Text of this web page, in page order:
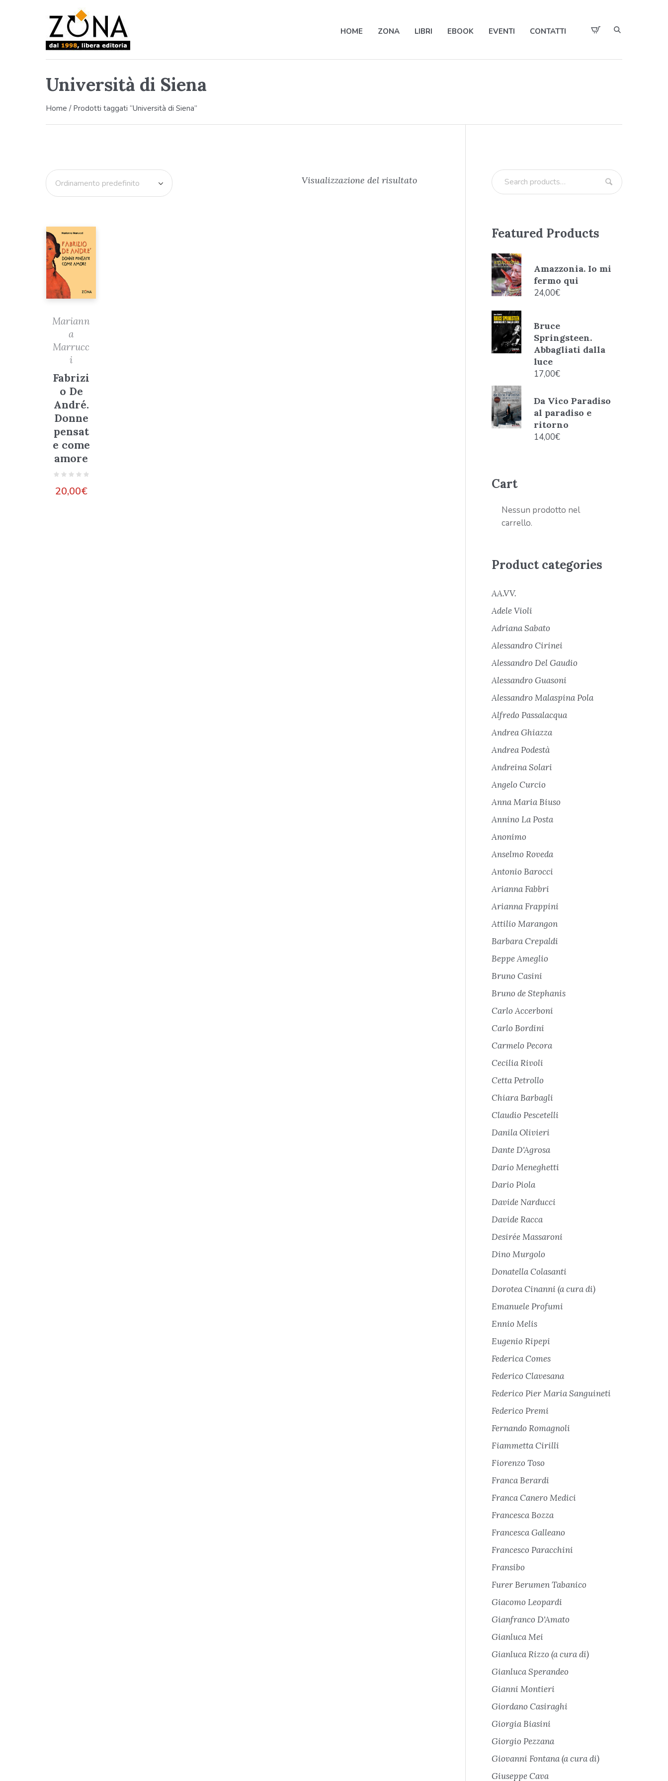
HOME ZONA LIBRI EBOOK EVENTI CONTATTI
Università di Siena
Home / Prodotti taggati “Università di Siena”
Visualizzazione del risultato
Mariann
a
Marrucc
i
Fabrizi
o De
André.
Donne
pensat
e come
amore
20,00€
Featured Products
Amazzonia. Io mi
fermo qui
24,00€
Bruce
Springsteen.
Abbagliati dalla
luce
17,00€
Da Vico Paradiso
al paradiso e
ritorno
14,00€
Cart
Nessun prodotto nel
carrello.
Product categories
AA.VV.
Adele Violi
Adriana Sabato
Alessandro Cirinei
Alessandro Del Gaudio
Alessandro Guasoni
Alessandro Malaspina Pola
Alfredo Passalacqua
Andrea Ghiazza
Andrea Podestà
Andreina Solari
Angelo Curcio
Anna Maria Biuso
Annino La Posta
Anonimo
Anselmo Roveda
Antonio Barocci
Arianna Fabbri
Arianna Frappini
Attilio Marangon
Barbara Crepaldi
Beppe Ameglio
Bruno Casini
Bruno de Stephanis
Carlo Accerboni
Carlo Bordini
Carmelo Pecora
Cecilia Rivoli
Cetta Petrollo
Chiara Barbagli
Claudio Pescetelli
Danila Olivieri
Dante D'Agrosa
Dario Meneghetti
Dario Piola
Davide Narducci
Davide Racca
Desirée Massaroni
Dino Murgolo
Donatella Colasanti
Dorotea Cinanni (a cura di)
Emanuele Profumi
Ennio Melis
Eugenio Ripepi
Federica Comes
Federico Clavesana
Federico Pier Maria Sanguineti
Federico Premi
Fernando Romagnoli
Fiammetta Cirilli
Fiorenzo Toso
Franca Berardi
Franca Canero Medici
Francesca Bozza
Francesca Galleano
Francesco Paracchini
Fransibo
Furer Berumen Tabanico
Giacomo Leopardi
Gianfranco D'Amato
Gianluca Mei
Gianluca Rizzo (a cura di)
Gianluca Sperandeo
Gianni Montieri
Giordano Casiraghi
Giorgia Biasini
Giorgio Pezzana
Giovanni Fontana (a cura di)
Giuseppe Cava